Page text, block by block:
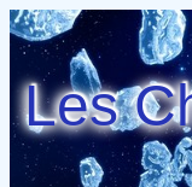
Les